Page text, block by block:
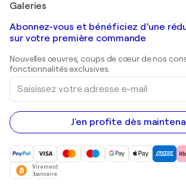
Banksy
Mr. Brainwash
Shepard Fairey
Tableaux abstraits à vendre
Peintures de paysage
Estampes
Peintures acryliques
Galeries
Galeries d'art en France
Galeries d'art en Belgique
Abonnez-vous et bénéficiez d’une
sur votre première commande
Nouvelles œuvres, coups de cœur de nos
fonctionnalités exclusives.
Saisissez
votre
adresse
e-
mail
J'en profite dès
Virement
bancaire